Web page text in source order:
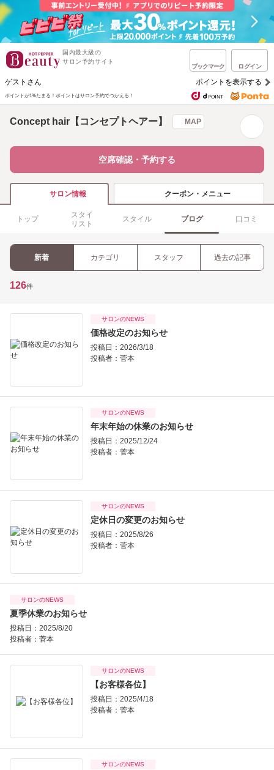
国内最大級の
サロン予約サイト
ブックマーク ログイン
ゲストさん ポイントを表示する
ポイントが1%たまる！ ポイントはサロン予約でつかえる！
Concept hair【コンセプトヘアー】 MAP
空席確認・予約する
サロン情報 クーポン・メニュー
トップ
スタイ
リスト
スタイル ブログ 口コミ
新着 カテゴリ スタッフ 過去の記事
126件
サロンのNEWS
価格改定のお知らせ
投稿日：2026/3/18
投稿者： 菅本
サロンのNEWS
年末年始の休業のお知らせ
投稿日：2025/12/24
投稿者： 菅本
サロンのNEWS
定休日の変更のお知らせ
投稿日：2025/8/26
投稿者： 菅本
サロンのNEWS
夏季休業のお知らせ
投稿日：2025/8/20
投稿者： 菅本
サロンのNEWS
【お客様各位】
投稿日：2025/4/18
投稿者： 菅本
サロンのNEWS